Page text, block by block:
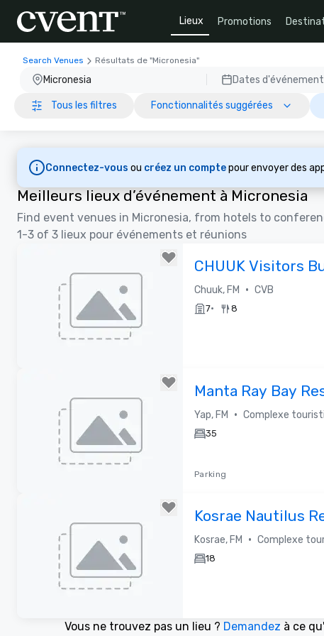
Lieux Promotions
Search Venues Résultats de "Micronesia"
Micronesia Dates d'événement
Tous les filtres Fonctionnalités suggérées
Connectez-vous ou créez un comptepour envoyer des
Meilleurs lieux d’événement à Micronesia
Find event venues in Micronesia, from hotels to
1-3 of 3 lieux pour événements et réunions
CHUUK Visitors
Chuuk, FM • CVB
7• 8
Manta Ray Bay
Yap, FM • Complexe
35
Parking
Removed from favorites
Kosrae Nautilus
Kosrae, FM • Complexe
18
Vous ne trouvez pas un lieu ? Demandez à ce